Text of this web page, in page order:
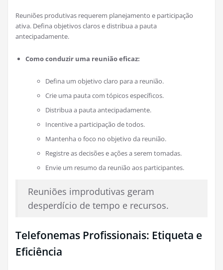
Reuniões produtivas requerem planejamento e participação
ativa. Defina objetivos claros e distribua a pauta
antecipadamente.
Como conduzir uma reunião eficaz:
Defina um objetivo claro para a reunião.
Crie uma pauta com tópicos específicos.
Distribua a pauta antecipadamente.
Incentive a participação de todos.
Mantenha o foco no objetivo da reunião.
Registre as decisões e ações a serem tomadas.
Envie um resumo da reunião aos participantes.
Reuniões improdutivas geram
desperdício de tempo e recursos.
Telefonemas Profissionais: Etiqueta e
Eficiência